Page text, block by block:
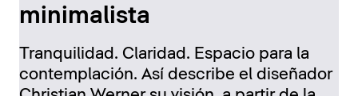
minimalista
Tranquilidad. Claridad. Espacio para la
contemplación. Así describe el diseñador